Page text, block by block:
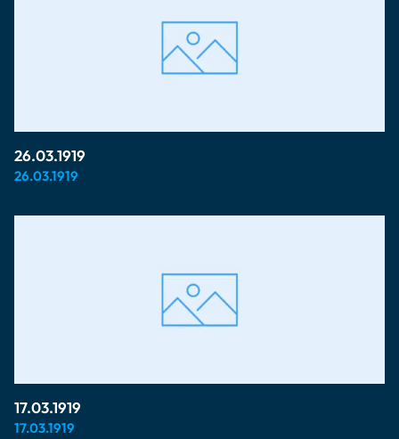
26.03.1919
26.03.1919
17.03.1919
17.03.1919